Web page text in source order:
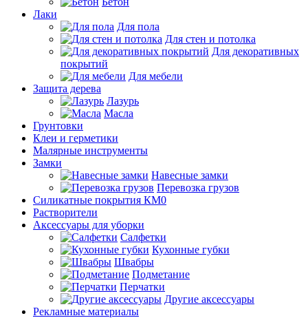
Лаки
Для пола
Для стен и потолка
Для декоративных
покрытий
Для мебели
Защита дерева
Лазурь
Масла
Грунтовки
Клеи и герметики
Малярные инструменты
Замки
Навесные замки
Перевозка грузов
Силикатные покрытия КМ0
Растворители
Аксессуары для уборки
Салфетки
Кухонные губки
Швабры
Подметание
Перчатки
Другие аксессуары
Рекламные материалы